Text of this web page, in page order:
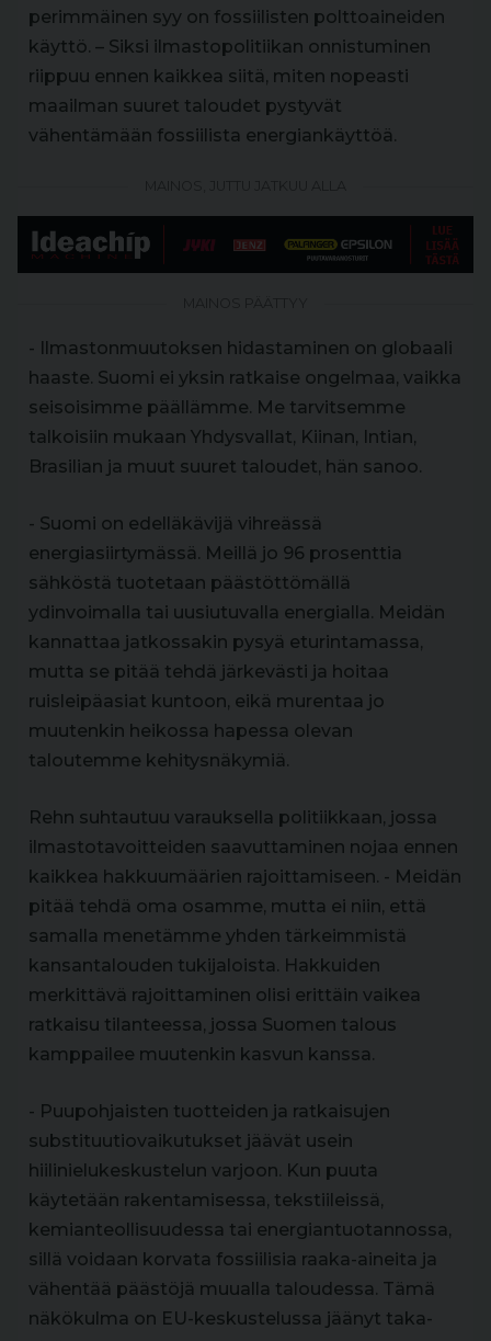
perimmäinen syy on fossiilisten polttoaineiden
käyttö. – Siksi ilmastopolitiikan onnistuminen
riippuu ennen kaikkea siitä, miten nopeasti
maailman suuret taloudet pystyvät
vähentämään fossiilista energiankäyttöä.
- Ilmastonmuutoksen hidastaminen on globaali
haaste. Suomi ei yksin ratkaise ongelmaa, vaikka
seisoisimme päällämme. Me tarvitsemme
talkoisiin mukaan Yhdysvallat, Kiinan, Intian,
Brasilian ja muut suuret taloudet, hän sanoo.
- Suomi on edelläkävijä vihreässä
energiasiirtymässä. Meillä jo 96 prosenttia
sähköstä tuotetaan päästöttömällä
ydinvoimalla tai uusiutuvalla energialla. Meidän
kannattaa jatkossakin pysyä eturintamassa,
mutta se pitää tehdä järkevästi ja hoitaa
ruisleipäasiat kuntoon, eikä murentaa jo
muutenkin heikossa hapessa olevan
taloutemme kehitysnäkymiä.
Rehn suhtautuu varauksella politiikkaan, jossa
ilmastotavoitteiden saavuttaminen nojaa ennen
kaikkea hakkuumäärien rajoittamiseen. - Meidän
pitää tehdä oma osamme, mutta ei niin, että
samalla menetämme yhden tärkeimmistä
kansantalouden tukijaloista. Hakkuiden
merkittävä rajoittaminen olisi erittäin vaikea
ratkaisu tilanteessa, jossa Suomen talous
kamppailee muutenkin kasvun kanssa.
- Puupohjaisten tuotteiden ja ratkaisujen
substituutiovaikutukset jäävät usein
hiilinielukeskustelun varjoon. Kun puuta
käytetään rakentamisessa, tekstiileissä,
kemianteollisuudessa tai energiantuotannossa,
sillä voidaan korvata fossiilisia raaka-aineita ja
vähentää päästöjä muualla taloudessa. Tämä
näkökulma on EU-keskustelussa jäänyt taka-